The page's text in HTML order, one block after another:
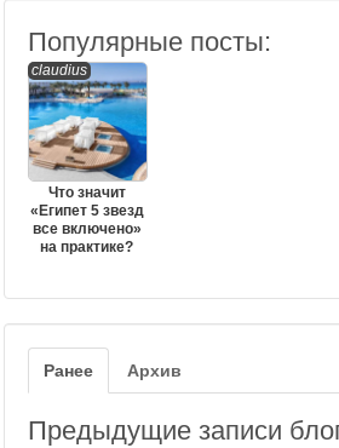
Популярные посты:
claudius
Что значит
«Египет 5 звезд
все включено»
на практике?
Ранее Архив
Предыдущие записи